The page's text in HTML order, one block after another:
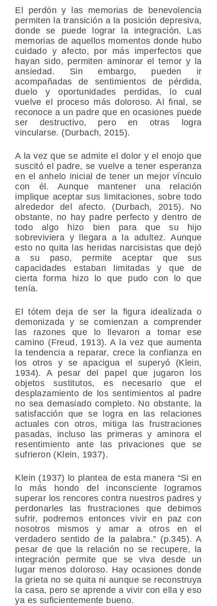
El perdón y las memorias de benevolencia
permiten la transición a la posición depresiva,
donde se puede lograr la integración. Las
memorias de aquellos momentos donde hubo
cuidado y afecto, por más imperfectos que
hayan sido, permiten aminorar el temor y la
ansiedad. Sin embargo, pueden ir
acompañadas de sentimientos de pérdida,
duelo y oportunidades perdidas, lo cual
vuelve el proceso más doloroso. Al final, se
reconoce a un padre que en ocasiones puede
ser destructivo, pero en otras logra
vincularse. (Durbach, 2015).
A la vez que se admite el dolor y el enojo que
suscitó el padre, se vuelve a tener esperanza
en el anhelo inicial de tener un mejor vínculo
con él. Aunque mantener una relación
implique aceptar sus limitaciones, sobre todo
alrededor del afecto. (Durbach, 2015). No
obstante, no hay padre perfecto y dentro de
todo algo hizo bien para que su hijo
sobreviviera y llegara a la adultez. Aunque
esto no quita las heridas narcisistas que dejó
a su paso, permite aceptar que sus
capacidades estaban limitadas y que de
cierta forma hizo lo que pudo con lo que
tenía.
El tótem deja de ser la figura idealizada o
demonizada y se comienzan a comprender
las razones que lo llevaron a tomar ese
camino (Freud, 1913). A la vez que aumenta
la tendencia a reparar, crece la confianza en
los otros y se apacigua el superyó (Klein,
1934). A pesar del papel que jugaron los
objetos sustitutos, es necesario que el
desplazamiento de los sentimientos al padre
no sea demasiado completo. No obstante, la
satisfacción que se logra en las relaciones
actuales con otros, mitiga las frustraciones
pasadas, incluso las primeras y aminora el
resentimiento ante las privaciones que se
sufrieron (Klein, 1937).
Klein (1937) lo plantea de esta manera “Si en
lo más hondo del inconsciente logramos
superar los rencores contra nuestros padres y
perdonarles las frustraciones que debimos
sufrir, podremos entonces vivir en paz con
nosotros mismos y amar a otros en el
verdadero sentido de la palabra.” (p.345). A
pesar de que la relación no se recupere, la
integración permite que se viva desde un
lugar menos doloroso. Hay ocasiones donde
la grieta no se quita ni aunque se reconstruya
la casa, pero se aprende a vivir con ella y eso
ya es suficientemente bueno.